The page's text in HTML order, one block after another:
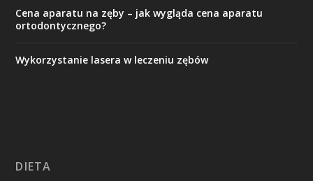
Cena aparatu na zęby – jak wygląda cena aparatu
ortodontycznego?
Wykorzystanie lasera w leczeniu zębów
DIETA